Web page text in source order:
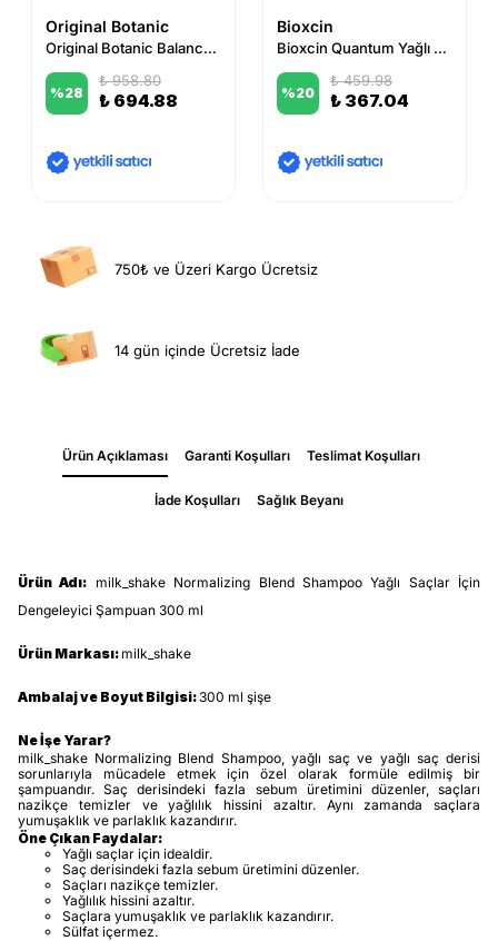
Original Botanic
Original Botanic Balancer Derinlemesine Temizleme Vegan Şampuan Kadın 250 ml
%28
₺ 958.80
₺ 694.88
Bioxcin
Bioxcin Quantum Yağlı Şampuan 3 Al 2 Öde
%20
₺ 459.98
₺ 367.04
750₺ ve Üzeri Kargo Ücretsiz
14 gün içinde Ücretsiz İade
Ürün Açıklaması Garanti Koşulları Teslimat Koşulları
İade Koşulları Sağlık Beyanı
Ürün Adı: milk_shake Normalizing Blend Shampoo Yağlı Saçlar İçin
Dengeleyici Şampuan 300 ml
Ürün Markası: milk_shake
Ambalaj ve Boyut Bilgisi:300 ml şişe
Ne İşe Yarar?
milk_shake Normalizing Blend Shampoo, yağlı saç ve yağlı saç derisi
sorunlarıyla mücadele etmek için özel olarak formüle edilmiş bir
şampuandır. Saç derisindeki fazla sebum üretimini düzenler, saçları
nazikçe temizler ve yağlılık hissini azaltır. Aynı zamanda saçlara
yumuşaklık ve parlaklık kazandırır.
Öne Çıkan Faydalar:
Yağlı saçlar için idealdir.
Saç derisindeki fazla sebum üretimini düzenler.
Saçları nazikçe temizler.
Yağlılık hissini azaltır.
Saçlara yumuşaklık ve parlaklık kazandırır.
Sülfat içermez.